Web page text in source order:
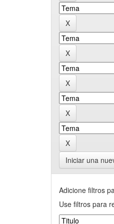
Iniciar una
Adicione filtros
Use filtros para